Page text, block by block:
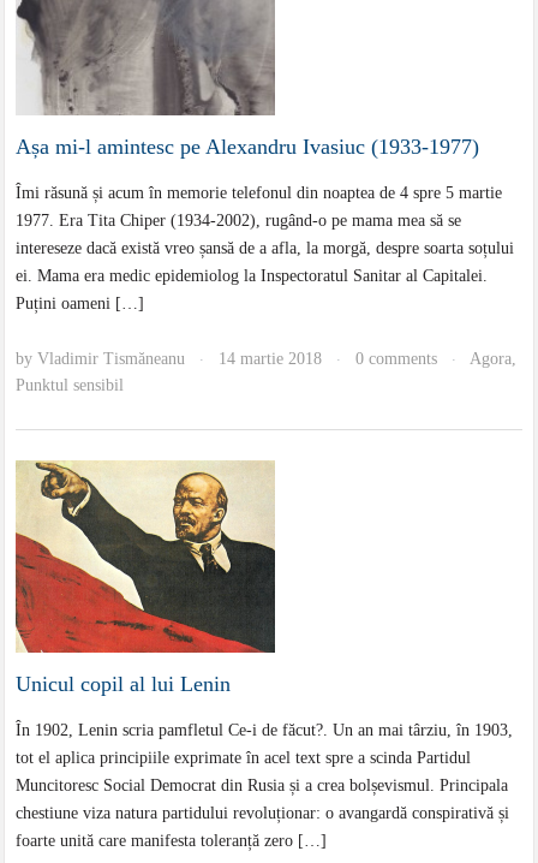
Așa mi-l amintesc pe Alexandru Ivasiuc (1933-1977)
Îmi răsună și acum în memorie telefonul din noaptea de 4 spre 5 martie
1977. Era Tita Chiper (1934-2002), rugând-o pe mama mea să se
intereseze dacă există vreo șansă de a afla, la morgă, despre soarta soțului
ei. Mama era medic epidemiolog la Inspectoratul Sanitar al Capitalei.
Puțini oameni […]
byVladimir Tismăneanu · 14 martie 2018 · 0 comments · Agora,
Punktul sensibil
Unicul copil al lui Lenin
În 1902, Lenin scria pamfletul Ce-i de făcut?. Un an mai târziu, în 1903,
tot el aplica principiile exprimate în acel text spre a scinda Partidul
Muncitoresc Social Democrat din Rusia și a crea bolșevismul. Principala
chestiune viza natura partidului revoluționar: o avangardă conspirativă și
foarte unită care manifesta toleranță zero […]